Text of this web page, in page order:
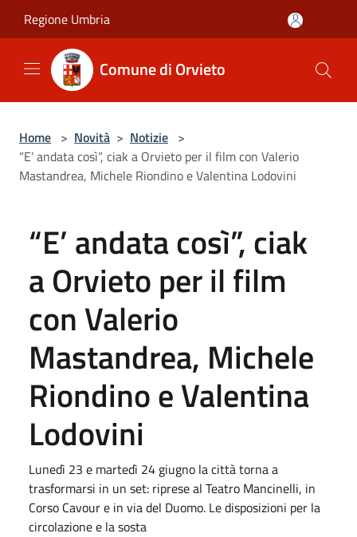
Regione Umbria
Comune di Orvieto
Home > Novità > Notizie >
“E’ andata così”, ciak a Orvieto per il film con Valerio
Mastandrea, Michele Riondino e Valentina Lodovini
“E’ andata così”, ciak
a Orvieto per il film
con Valerio
Mastandrea, Michele
Riondino e Valentina
Lodovini
Lunedì 23 e martedì 24 giugno la città torna a
trasformarsi in un set: riprese al Teatro Mancinelli, in
Corso Cavour e in via del Duomo. Le disposizioni per la
circolazione e la sosta